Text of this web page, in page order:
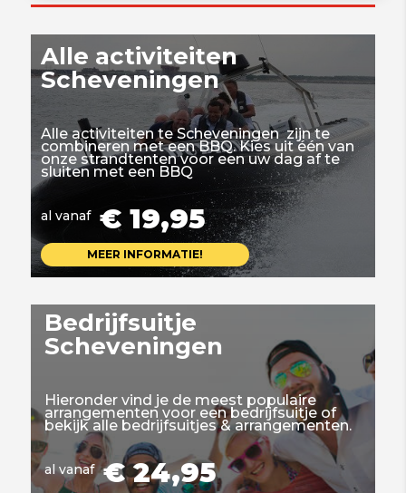
Alle activiteiten
Scheveningen
Alle activiteiten te Scheveningen zijn te
combineren met een BBQ. Kies uit één van
onze strandtenten voor een uw dag af te
sluiten met een BBQ
al vanaf € 19,95
MEER INFORMATIE!
Bedrijfsuitje
Scheveningen
Hieronder vind je de meest populaire
arrangementen voor een bedrijfsuitje of
bekijk alle bedrijfsuitjes & arrangementen.
al vanaf € 24,95